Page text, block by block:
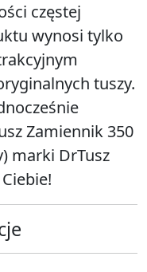
częstej
wynosi tylko
tuszy.
Zamiennik 350
marki DrTusz